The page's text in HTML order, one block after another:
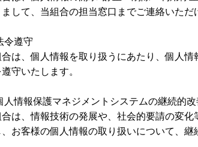
して、当組合の担当窓口までご連絡いただ
令遵守
合は、個人情報を取り扱うにあたり、個人
守いたします。
人情報保護マネジメントシステムの継続的改
合は、情報技術の発展や、社会的要請の変
お客様の個人情報の取り扱いについて、継